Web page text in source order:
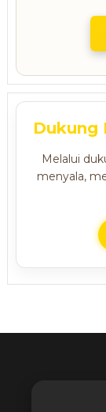
Dukung
Melalui
menyala,